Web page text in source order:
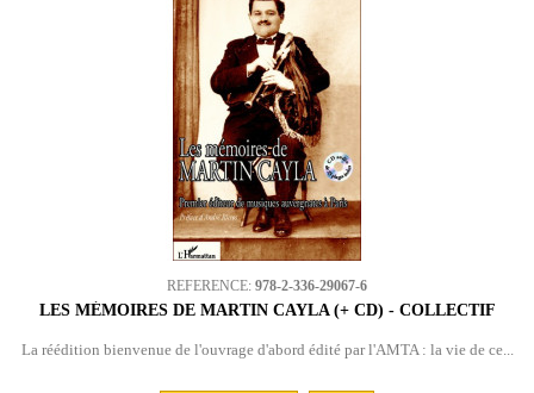
REFERENCE: 978-2-336-29067-6
LES MÉMOIRES DE MARTIN CAYLA (+ CD) - COLLECTIF
La réédition bienvenue de l'ouvrage d'abord édité par l'AMTA : la vie de ce...